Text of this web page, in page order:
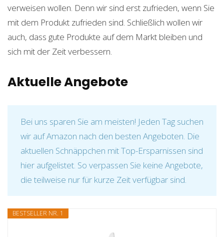
verweisen wollen. Denn wir sind erst zufrieden, wenn Sie
mit dem Produkt zufrieden sind. Schließlich wollen wir
auch, dass gute Produkte auf dem Markt bleiben und
sich mit der Zeit verbessern.
Aktuelle Angebote
Bei uns sparen Sie am meisten! Jeden Tag suchen
wir auf Amazon nach den besten Angeboten. Die
aktuellen Schnäppchen mit Top-Ersparnissen sind
hier aufgelistet. So verpassen Sie keine Angebote,
die teilweise nur für kurze Zeit verfügbar sind.
BESTSELLER NR. 1